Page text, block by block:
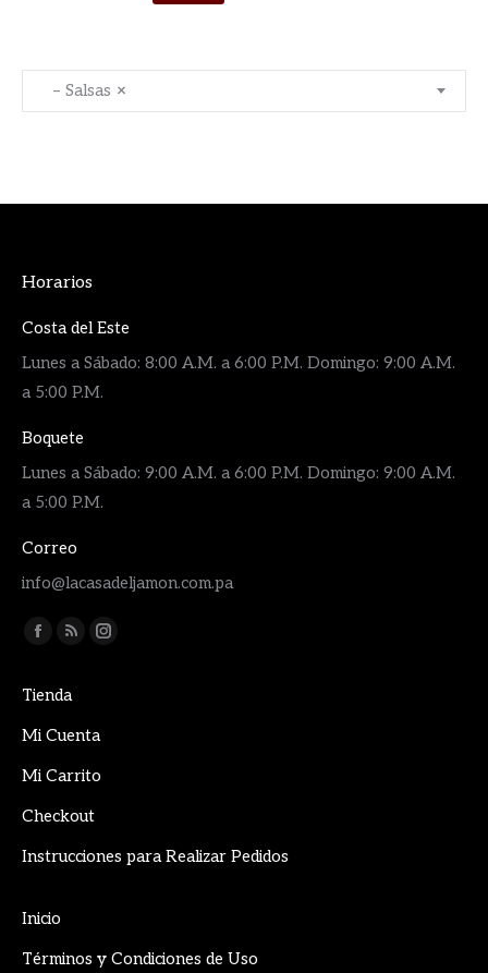
×
– Salsas
Horarios
Costa del Este
Lunes a Sábado: 8:00 A.M. a 6:00 P.M. Domingo: 9:00 A.M.
a 5:00 P.M.
Boquete
Lunes a Sábado: 9:00 A.M. a 6:00 P.M. Domingo: 9:00 A.M.
a 5:00 P.M.
Correo
info@lacasadeljamon.com.pa
Encuéntranos en:
Facebook
opens
in
window
Rss
opens
in
window
Instagram
Tienda
Mi Cuenta
Mi Carrito
Checkout
Instrucciones para Realizar Pedidos
Inicio
Términos y Condiciones de Uso